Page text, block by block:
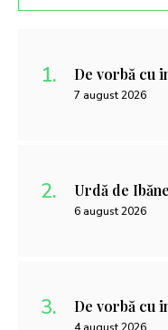
De vorbă cu
7 august 2026
Urdă de
6 august 2026
De vorbă cu